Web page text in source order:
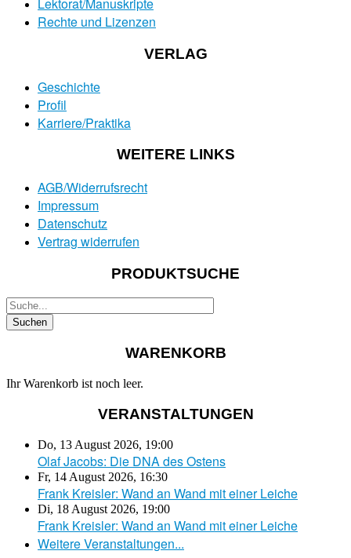
Lektorat/Manuskripte
Rechte und Lizenzen
VERLAG
Geschichte
Profil
Karriere/Praktika
WEITERE LINKS
AGB/Widerrufsrecht
Impressum
Datenschutz
Vertrag widerrufen
PRODUKTSUCHE
WARENKORB
Ihr Warenkorb ist noch leer.
VERANSTALTUNGEN
Do, 13 August 2026, 19:00
Olaf Jacobs: Die DNA des Ostens
Fr, 14 August 2026, 16:30
Frank Kreisler: Wand an Wand mit einer Leiche
Di, 18 August 2026, 19:00
Frank Kreisler: Wand an Wand mit einer Leiche
Weitere Veranstaltungen...